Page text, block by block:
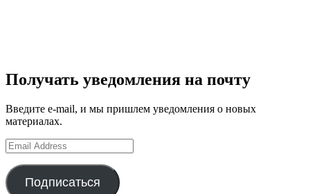
Получать уведомления на почту
Введите e-mail, и мы пришлем уведомления о новых
материалах.
Email
Address
Подписаться